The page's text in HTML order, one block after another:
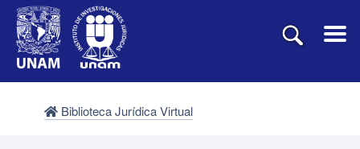
Biblioteca Jurídica Virtual